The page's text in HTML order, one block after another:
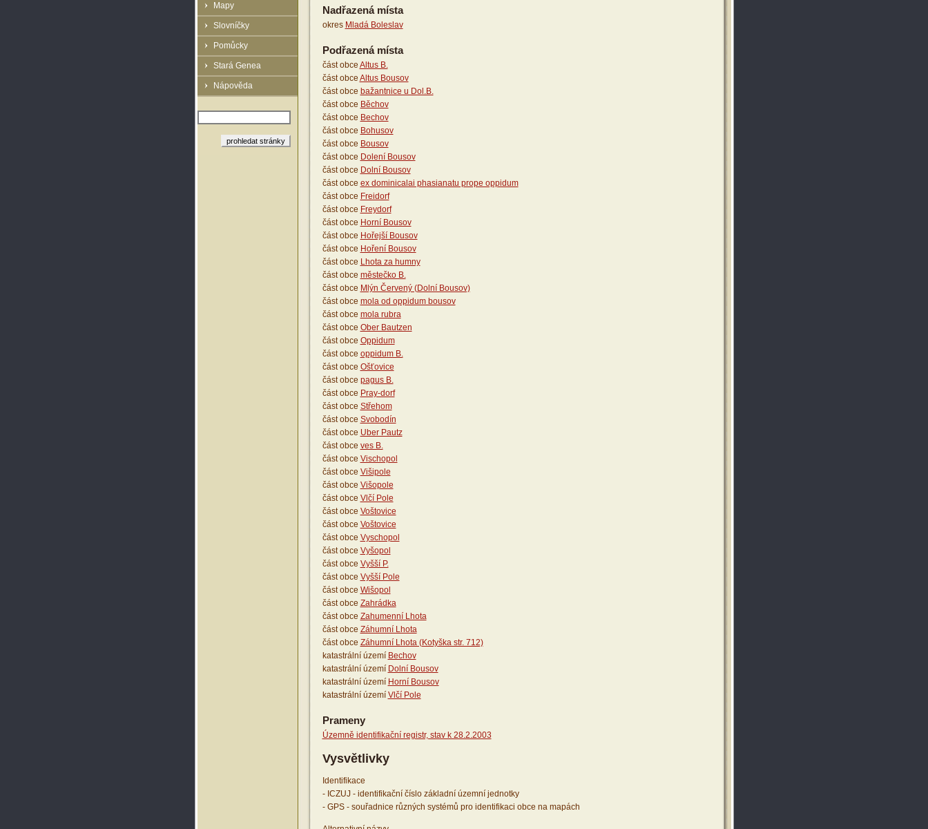
Mapy
Slovníčky
Pomůcky
Stará Genea
Nápověda
Nadřazená místa
okres Mladá Boleslav
Podřazená místa
část obce Altus B.
část obce Altus Bousov
část obce bažantnice u Dol.B.
část obce Běchov
část obce Bechov
část obce Bohusov
část obce Bousov
část obce Dolení Bousov
část obce Dolní Bousov
část obce ex dominicalai phasianatu prope oppidum
část obce Freidorf
část obce Freydorf
část obce Horní Bousov
část obce Hořejší Bousov
část obce Hoření Bousov
část obce Lhota za humny
část obce městečko B.
část obce Mlýn Červený (Dolní Bousov)
část obce mola od oppidum bousov
část obce mola rubra
část obce Ober Bautzen
část obce Oppidum
část obce oppidum B.
část obce Ošťovice
část obce pagus B.
část obce Pray-dorf
část obce Střehom
část obce Svobodín
část obce Uber Pautz
část obce ves B.
část obce Vischopol
část obce Višipole
část obce Višopole
část obce Vlčí Pole
část obce Voštovice
část obce Voštovice
část obce Vyschopol
část obce Vyšopol
část obce Vyšší P.
část obce Vyšší Pole
část obce Wišopol
část obce Zahrádka
část obce Zahumenní Lhota
část obce Záhumní Lhota
část obce Záhumní Lhota (Kotyška str. 712)
katastrální území Bechov
katastrální území Dolní Bousov
katastrální území Horní Bousov
katastrální území Vlčí Pole
Prameny
Územně identifikační registr, stav k 28.2.2003
Vysvětlivky
Identifikace
- ICZUJ - identifikační číslo základní územní jednotky
- GPS - souřadnice různých systémů pro identifikaci obce na mapách